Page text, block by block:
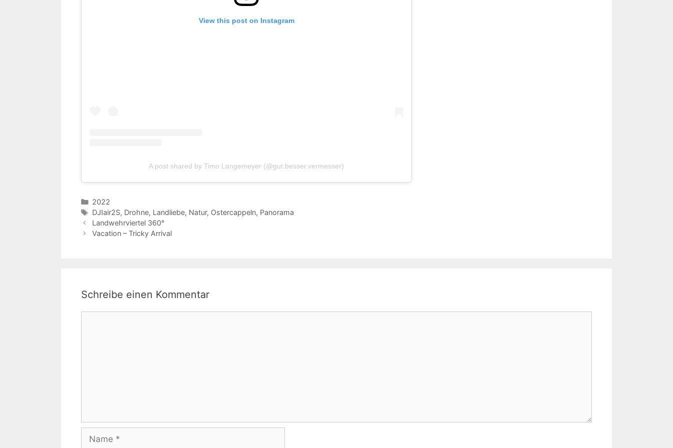
View this post on Instagram
A post shared by Timo Langemeyer (@gut.besser.vermesser)
Kategorien
2022
Schlagwörter
DJIair2S, Drohne, Landliebe, Natur, Ostercappeln, Panorama
Landwehrviertel 360°
Vacation – Tricky Arrival
Schreibe einen Kommentar
Name